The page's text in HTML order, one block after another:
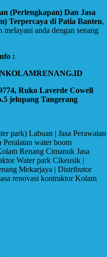
(Perlengkapan) Dan Jasa
Terpercaya di Patia Banten,
anda dengan senang
:
Ruko Laverde Cowell
jelupang Tangerang
park) Labuan | Jasa Perawatan
water boom
Renang Cimanuk Jasa
Water park Cikeusik |
Mekarjaya | Distributor
renovasi kontraktor Kolam